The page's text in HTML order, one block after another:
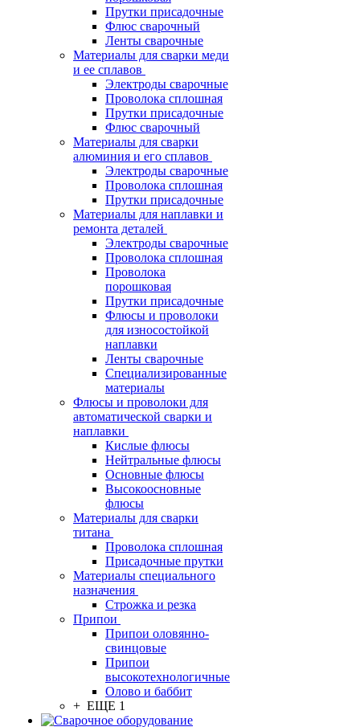
Прутки присадочные
Флюс сварочный
Ленты сварочные
Материалы для сварки меди
и ее сплавов
Электроды сварочные
Проволока сплошная
Прутки присадочные
Флюс сварочный
Материалы для сварки
алюминия и его сплавов
Электроды сварочные
Проволока сплошная
Прутки присадочные
Материалы для наплавки и
ремонта деталей
Электроды сварочные
Проволока сплошная
Проволока
порошковая
Прутки присадочные
Флюсы и проволоки
для износостойкой
наплавки
Ленты сварочные
Специализированные
материалы
Флюсы и проволоки для
автоматической сварки и
наплавки
Кислые флюсы
Нейтральные флюсы
Основные флюсы
Высокоосновные
флюсы
Материалы для сварки
титана
Проволока сплошная
Присадочные прутки
Материалы специального
назначения
Строжка и резка
Припои
Припои оловянно-
свинцовые
Припои
высокотехнологичные
Олово и баббит
+ ЕЩЕ 1